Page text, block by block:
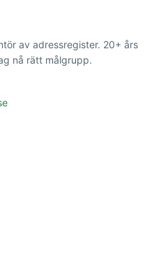
av adressregister. 20+ års
nå rätt målgrupp.